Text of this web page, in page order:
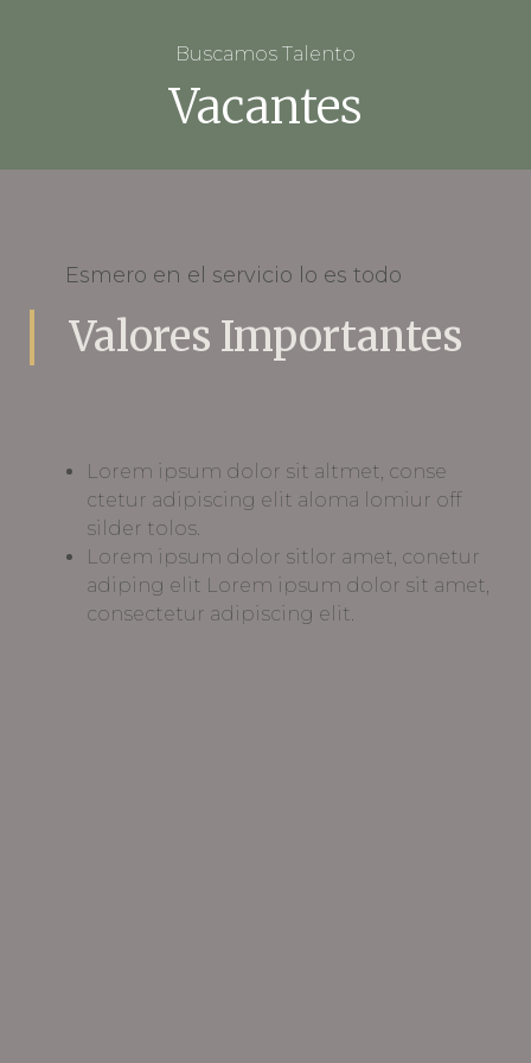
Buscamos Talento
Vacantes
Esmero en el servicio lo es todo
Valores Importantes
Lorem ipsum dolor sit altmet, conse
ctetur adipiscing elit aloma lomiur off
silder tolos.
Lorem ipsum dolor sitlor amet, conetur
adiping elit Lorem ipsum dolor sit amet,
consectetur adipiscing elit.